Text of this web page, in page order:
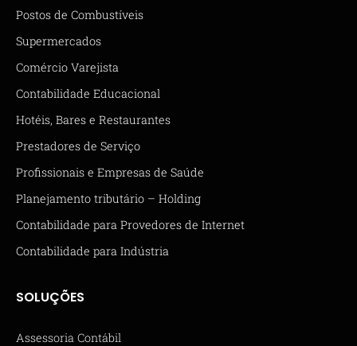
Postos de Combustíveis
Supermercados
Comércio Varejista
Contabilidade Educacional
Hotéis, Bares e Restaurantes
Prestadores de Serviço
Profissionais e Empresas de Saúde
Planejamento tributário – Holding
Contabilidade para Provedores de Internet
Contabilidade para Indústria
SOLUÇÕES
Assessoria Contábil